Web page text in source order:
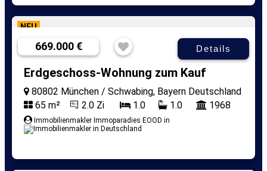
NEU
669.000 € Details
Erdgeschoss-Wohnung zum Kauf
80802 München / Schwabing, Bayern Deutschland
65 m²
2.0 Zi 1.0 1.0 1968
Immobilienmakler Immoparadies EOOD in